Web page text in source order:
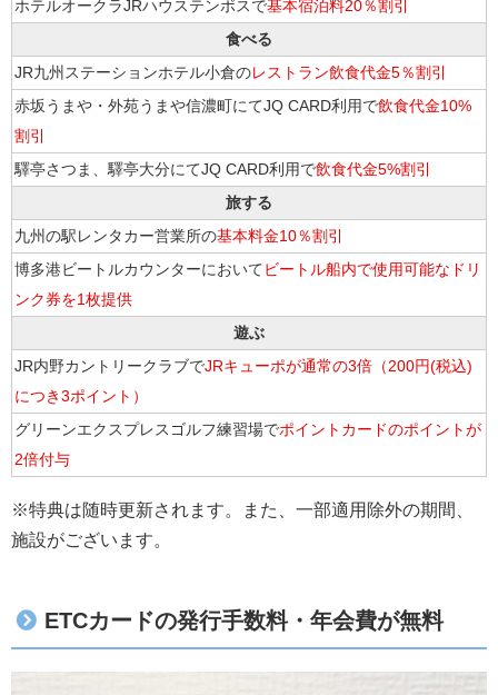
ホテルオークラJRハウステンボスで基本宿泊料20％割引
食べる
JR九州ステーションホテル小倉のレストラン飲食代金5％割引
赤坂うまや・外苑うまや信濃町にてJQ CARD利用で飲食代金10%
割引
驛亭さつま、驛亭大分にてJQ CARD利用で飲食代金5%割引
旅する
九州の駅レンタカー営業所の基本料金10％割引
博多港ビートルカウンターにおいてビートル船内で使用可能なドリ
ンク券を1枚提供
遊ぶ
JR内野カントリークラブでJRキューポが通常の3倍（200円(税込)
につき3ポイント）
グリーンエクスプレスゴルフ練習場でポイントカードのポイントが
2倍付与
※特典は随時更新されます。また、一部適用除外の期間、
施設がございます。
ETCカードの発行手数料・年会費が無料